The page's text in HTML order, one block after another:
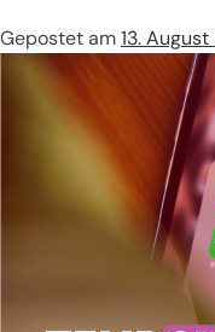
Gepostet am13.